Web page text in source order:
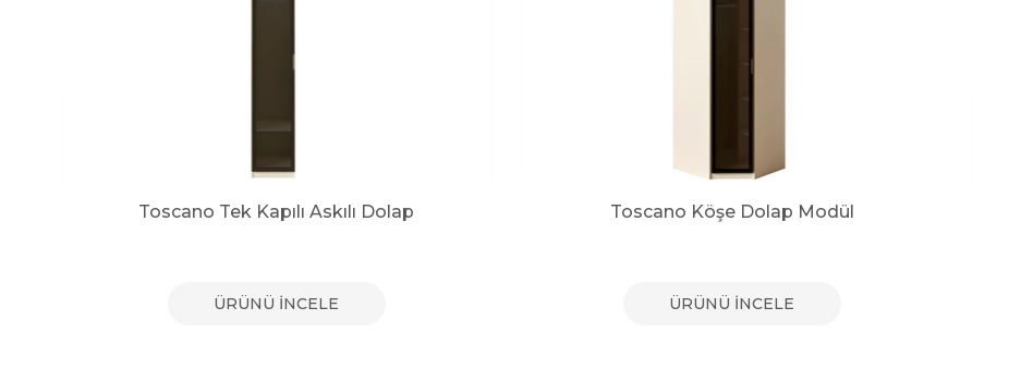
Toscano Tek Kapılı Askılı Dolap
ÜRÜNÜ İNCELE
Toscano Köşe Dolap Modül
ÜRÜNÜ İNCELE